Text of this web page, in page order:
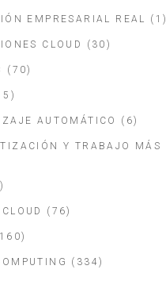
EMPRESARIAL REAL (1)
CLOUD (30)
(70)
AUTOMÁTICO (6)
Y TRABAJO MÁS
(76)
(334)